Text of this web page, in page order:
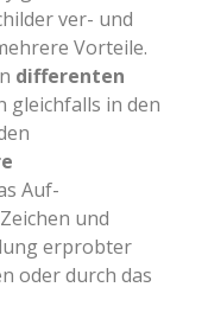
ver- und
Vorteile.
differenten
gleichfalls in den
Auf-
und
erprobter
oder durch das